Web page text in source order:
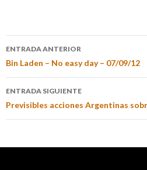
ENTRADA ANTERIOR
Bin Laden – No easy day – 07/09/12
ENTRADA SIGUIENTE
Previsibles acciones Argentinas